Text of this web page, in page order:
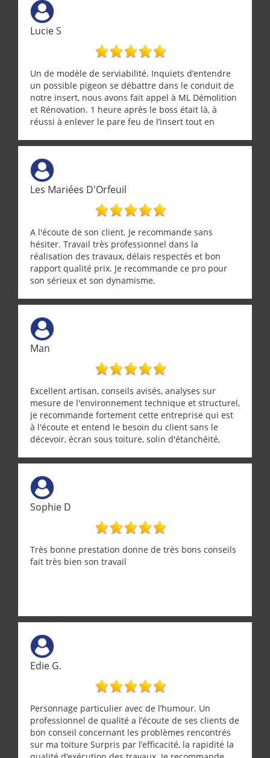
Lucie S
Un de modèle de serviabilité. Inquiets d’entendre
un possible pigeon se débattre dans le conduit de
notre insert, nous avons fait appel à ML Démolition
et Rénovation. 1 heure après le boss était là, à
réussi à enlever le pare feu de l’insert tout en
tourterelle et s’est ensuite patiemment occupé de
l’oiseau jusqu’à ce qu’il reprenne ses esprits et
puisse s’envoler. Après quoi il a procédé au
ramonage de notre insert avec dextérité et une
grande propreté, nous gratifiant également de
nombreux conseils concernant d’autres sujets. Un
entrepreneur comme on souhaite en rencontrer.
Encore un grand merci à lui.
Les Mariées D'Orfeuil
A l'écoute de son client. Je recommande sans
hésiter. Travail très professionnel dans la
réalisation des travaux, délais respectés et bon
rapport qualité prix. Je recommande ce pro pour
son sérieux et son dynamisme.
Man
Excellent artisan, conseils avisés, analyses sur
mesure de l'environnement technique et structurel,
je recommande fortement cette entreprise qui est
à l'écoute et entend le besoin du client sans le
décevoir, écran sous toiture, solin d'étanchéité,
récupérateur d'eau, tout a été parfaitement mis en
œuvre sans besoin d'y revenir. confiance assurée.
Sophie D
Très bonne prestation donne de très bons conseils
fait très bien son travail
Edie G.
Personnage particulier avec de l’humour. Un
professionnel de qualité a l’écoute de ses clients de
bon conseil concernant les problèmes rencontrés
sur ma toiture Surpris par l’efficacité, la rapidité la